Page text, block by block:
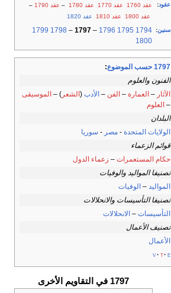
عقود: عقد 1760 عقد 1770 عقد 1780 – عقد 1790
–
عقد 1800
عقد 1810 عقد 1820
سنين:
1794
1795
1796
–
1797
–
1798
1799
1800
1797 حسب الموضوع
:
الفنون والعلوم
الآثار – العمارة – الفن – الأدب (الشعر ) – الموسيقى
– العلوم
البلدان
الولايات المتحدة - مصر - سوريا
قوائم الزعماء
حكام المستعمرات – زعماء الدول
تصنيفا المواليد والوفيات
المواليد – الوفيات
تصنيفا التأسيسات والانحلالات
التأسيسات – الانحلالات
تصنيف الأعمال
الأعمال
v t e
1797 في التقاويم الأخرى